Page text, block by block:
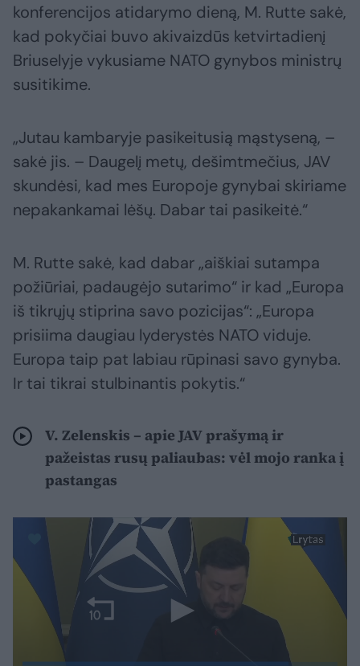
konferencijos atidarymo dieną, M. Rutte sakė,
kad pokyčiai buvo akivaizdūs ketvirtadienį
Briuselyje vykusiame NATO gynybos ministrų
susitikime.
„Jutau kambaryje pasikeitusią mąstyseną, –
sakė jis. – Daugelį metų, dešimtmečius, JAV
skundėsi, kad mes Europoje gynybai skiriame
nepakankamai lėšų. Dabar tai pasikeitė.“
M. Rutte sakė, kad dabar „aiškiai sutampa
požiūriai, padaugėjo sutarimo“ ir kad „Europa
iš tikrųjų stiprina savo pozicijas“: „Europa
prisiima daugiau lyderystės NATO viduje.
Europa taip pat labiau rūpinasi savo gynyba.
Ir tai tikrai stulbinantis pokytis.“
V. Zelenskis – apie JAV prašymą ir
pažeistas rusų paliaubas: vėl mojo ranka į
pastangas